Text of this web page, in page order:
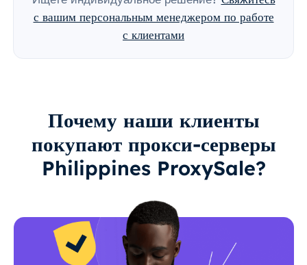
с вашим персональным менеджером по работе
с клиентами
Почему наши клиенты
покупают прокси-серверы
Philippines ProxySale?